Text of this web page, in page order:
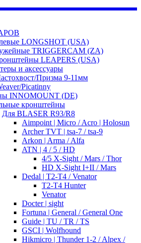
LONGSHOT (USA)
TRIGGERCAM (ZA)
LEAPERS (USA)
и аксессуары
Призма 9-11мм
Picatinny
INNOMOUNT (DE)
кронштейны
Для BLASER R93/R8
Aimpoint | Micro / Acro | Holosun
Archer TVT | tsa-7 / tsa-9
Arkon | Arma / Alfa
ATN | 4 / 5 / HD
4/5 X-Sight / Mars / Thor
HD X-Sight I+II / Mars
Dedal | T2-T4 / Venator
T2-T4 Hunter
Venator
Docter | sight
Fortuna | General / General One
Guide | TU / TR / TS
GSCI | Wolfhound
Hikmicro | Thunder 1-2 / Alpex /